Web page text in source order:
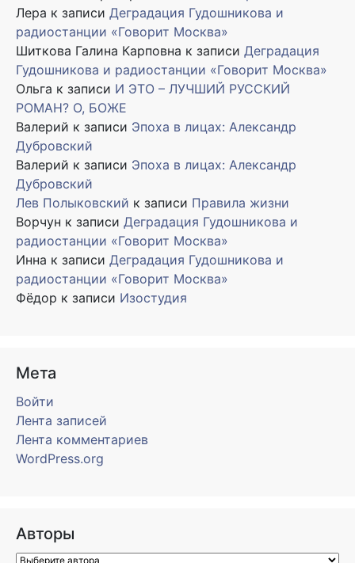
Лера к записи Деградация Гудошникова и
радиостанции «Говорит Москва»
Шиткова Галина Карповна к записи Деградация
Гудошникова и радиостанции «Говорит Москва»
Ольга к записи И ЭТО – ЛУЧШИЙ РУССКИЙ
РОМАН? О, БОЖЕ
Валерий к записи Эпоха в лицах: Александр
Дубровский
Валерий к записи Эпоха в лицах: Александр
Дубровский
Лев Полыковский к записи Правила жизни
Ворчун к записи Деградация Гудошникова и
радиостанции «Говорит Москва»
Инна к записи Деградация Гудошникова и
радиостанции «Говорит Москва»
Фёдор к записи Изостудия
Мета
Войти
Лента записей
Лента комментариев
WordPress.org
Авторы